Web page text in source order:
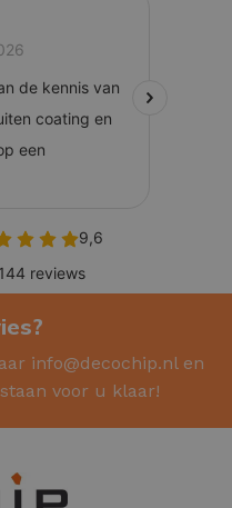
info@decochip.nlen
voor u klaar!